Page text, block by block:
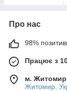
Про нас
98%
Працює з
м. Житомир
Житомир,